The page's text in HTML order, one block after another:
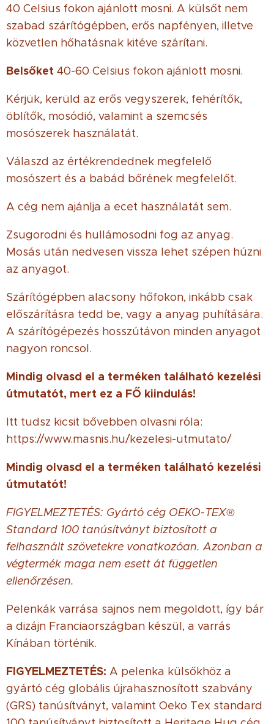
40 Celsius fokon ajánlott mosni. A külsőt nem
szabad szárítógépben, erős napfényen, illetve
közvetlen hőhatásnak kitéve szárítani.
Belsőket 40-60 Celsius fokon ajánlott mosni.
Kérjük, kerüld az erős vegyszerek, fehérítők,
öblítők, mosódió, valamint a szemcsés
mosószerek használatát.
Válaszd az értékrendednek megfelelő
mosószert és a babád bőrének megfelelőt.
A cég nem ajánlja a ecet használatát sem.
Zsugorodni és hullámosodni fog az anyag.
Mosás után nedvesen vissza lehet szépen húzni
az anyagot.
Szárítógépben alacsony hőfokon, inkább csak
előszárításra tedd be, vagy a anyag puhítására.
A szárítógépezés hosszútávon minden anyagot
nagyon roncsol.
Mindig olvasd el a terméken található kezelési
útmutatót, mert ez a FŐ kiindulás!
Itt tudsz kicsit bővebben olvasni róla:
https://www.masnis.hu/kezelesi-utmutato/
Mindig olvasd el a terméken található kezelési
útmutatót!
FIGYELMEZTETÉS: Gyártó cég OEKO-TEX®
Standard 100 tanúsítványt biztosított a
felhasznált szövetekre vonatkozóan. Azonban a
végtermék maga nem esett át független
ellenőrzésen.
Pelenkák varrása sajnos nem megoldott, így bár
a dizájn Franciaországban készül, a varrás
Kínában történik.
FIGYELMEZTETÉS: A pelenka külsőkhöz a
gyártó cég globális újrahasznosított szabvány
(GRS) tanúsítványt, valamint Oeko Tex standard